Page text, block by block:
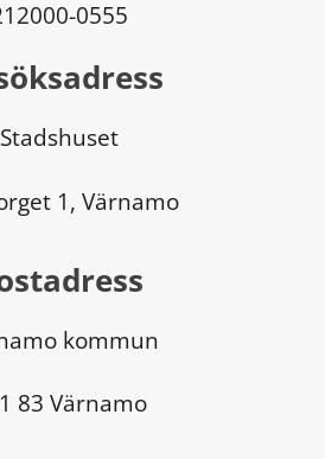
0555
Stadshuset
1, Värnamo
kommun
83 Värnamo